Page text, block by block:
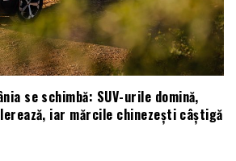
se schimbă: SUV-urile domină,
iar mărcile chinezești câștigă